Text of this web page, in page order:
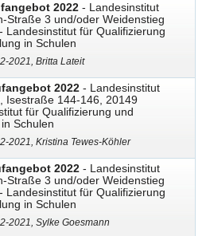
2022 - Landesinstitut
Straße 3 und/oder Weidenstieg
Landesinstitut für Qualifizierung
in Schulen
2021, Britta Lateit
2022 - Landesinstitut
Isestraße 144-146, 20149
für Qualifizierung und
Schulen
2021, Kristina Tewes-Köhler
2022 - Landesinstitut
Straße 3 und/oder Weidenstieg
Landesinstitut für Qualifizierung
in Schulen
2021, Sylke Goesmann